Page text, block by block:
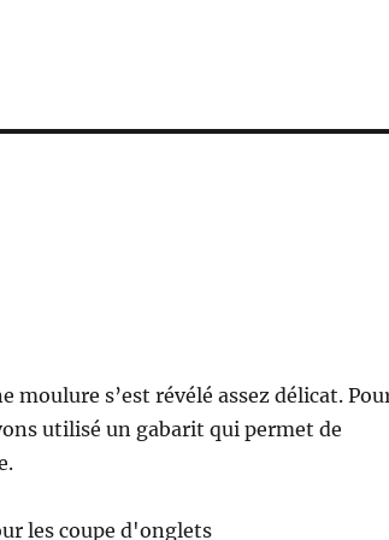
moulure s’est révélé assez délicat.
utilisé un gabarit qui permet de